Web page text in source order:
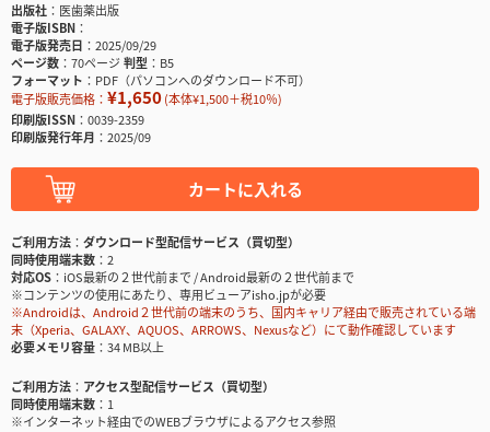
出版社
医歯薬出版
電子版ISBN
電子版発売日
2025/09/29
ページ数
70ページ判型
B5
フォーマット
PDF（パソコンへのダウンロード不可）
電子版販売価格： ¥1,650(本体¥1,500＋税10％)
印刷版ISSN
0039-2359
印刷版発行年月
2025/09
カートに入れる
ご利用方法
ダウンロード型配信サービス（買切型）
同時使用端末数
2
対応OS
iOS最新の２世代前まで / Android最新の２世代前まで
※コンテンツの使用にあたり、専用ビューアisho.jpが必要
※Androidは、Android２世代前の端末のうち、国内キャリア経由で販売されている端
末（Xperia、GALAXY、AQUOS、ARROWS、Nexusなど）にて動作確認しています
必要メモリ容量
34 MB以上
ご利用方法
アクセス型配信サービス（買切型）
同時使用端末数
1
※インターネット経由でのWEBブラウザによるアクセス参照